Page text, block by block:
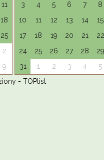
11
18
25
2
9
3
4 5 6 7
8
10
11 12 13 14
15
17
18 19 20 21
22
24
25 26 27 28
29
31
1 2 3 4 5